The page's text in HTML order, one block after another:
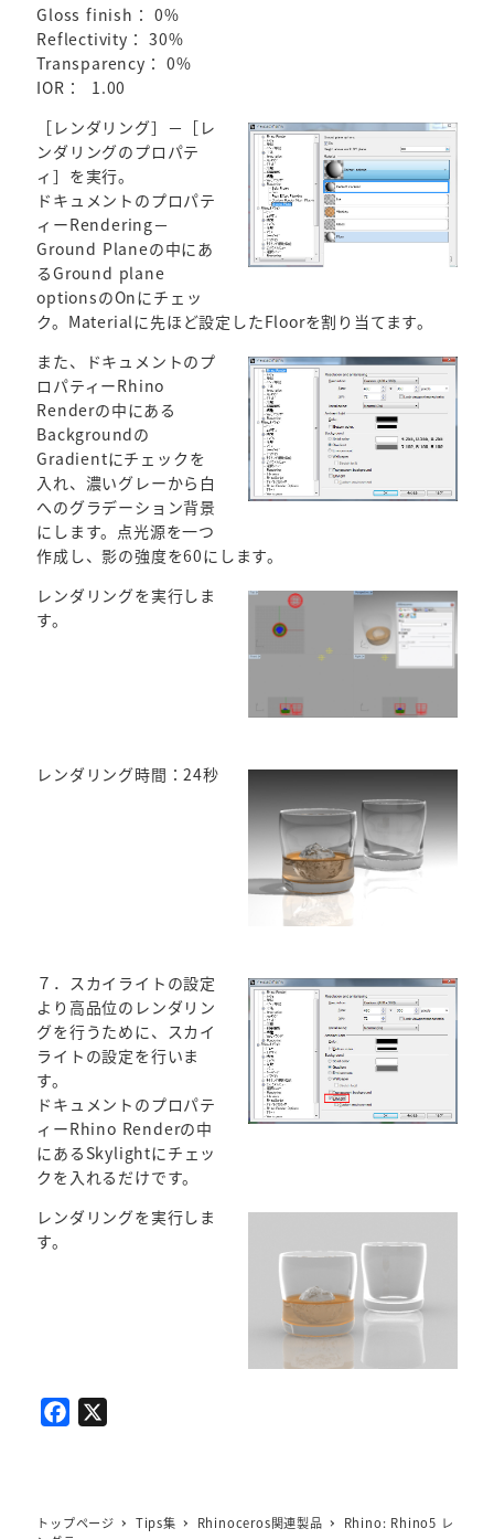
Gloss finish： 0%
Reflectivity： 30%
Transparency： 0%
IOR： 1.00
［レンダリング］－［レ
ンダリングのプロパテ
ィ］を実行。
ドキュメントのプロパテ
ィーRendering－
Ground Planeの中にあ
るGround plane
optionsのOnにチェッ
ク。Materialに先ほど設定したFloorを割り当てます。
また、ドキュメントのプ
ロパティーRhino
Renderの中にある
Backgroundの
Gradientにチェックを
入れ、濃いグレーから白
へのグラデーション背景
にします。点光源を一つ
作成し、影の強度を60にします。
レンダリングを実行しま
す。
レンダリング時間：24秒
７．スカイライトの設定
より高品位のレンダリン
グを行うために、スカイ
ライトの設定を行いま
す。
ドキュメントのプロパテ
ィーRhino Renderの中
にあるSkylightにチェッ
クを入れるだけです。
レンダリングを実行しま
す。
b
トップページ Tips集 Rhinoceros関連製品
Rhino: Rhino5 レ